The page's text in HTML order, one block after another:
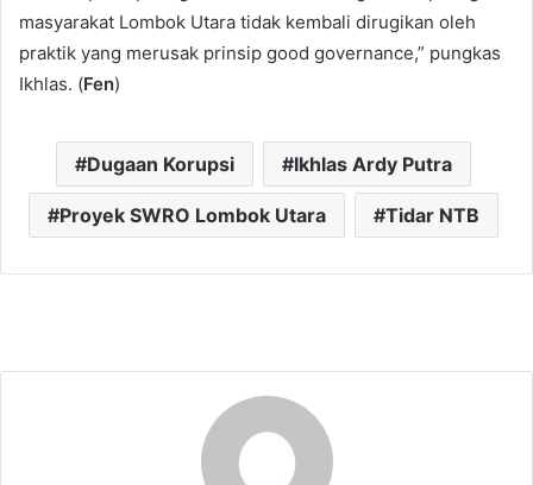
masyarakat Lombok Utara tidak kembali dirugikan oleh
praktik yang merusak prinsip good governance,” pungkas
Ikhlas. (Fen)
Dugaan Korupsi Ikhlas Ardy Putra
Proyek SWRO Lombok Utara Tidar NTB